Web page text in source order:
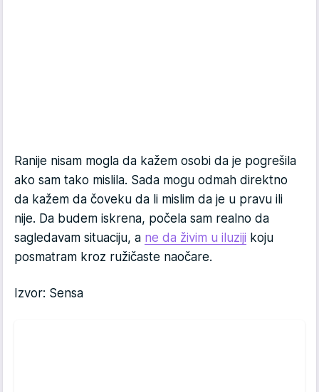
Ranije nisam mogla da kažem osobi da je pogrešila
ako sam tako mislila. Sada mogu odmah direktno
da kažem da čoveku da li mislim da je u pravu ili
nije. Da budem iskrena, počela sam realno da
sagledavam situaciju, a ne da živim u iluziji koju
posmatram kroz ružičaste naočare.
Izvor: Sensa